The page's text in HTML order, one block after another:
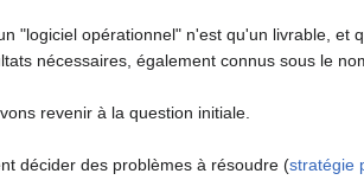
"logiciel opérationnel" n'est qu'un livrable, et
nécessaires, également connus sous le
revenir à la question initiale.
décider des problèmes à résoudre (stratégie